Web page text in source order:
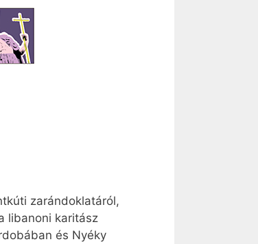
zarándoklatáról,
libanoni karitász
és Nyéky